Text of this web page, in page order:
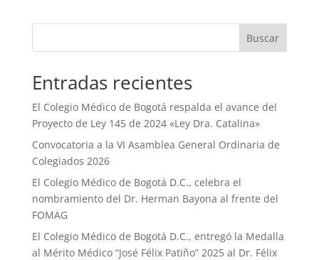
Buscar
Entradas recientes
El Colegio Médico de Bogotá respalda el avance del
Proyecto de Ley 145 de 2024 «Ley Dra. Catalina»
Convocatoria a la VI Asamblea General Ordinaria de
Colegiados 2026
El Colegio Médico de Bogotá D.C., celebra el
nombramiento del Dr. Herman Bayona al frente del
FOMAG
El Colegio Médico de Bogotá D.C., entregó la Medalla
al Mérito Médico “José Félix Patiño” 2025 al Dr. Félix